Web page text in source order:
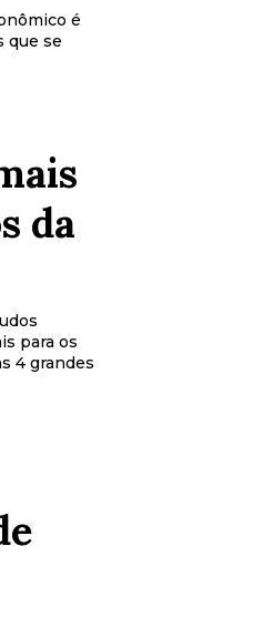
é
que se
da
para os
4 grandes